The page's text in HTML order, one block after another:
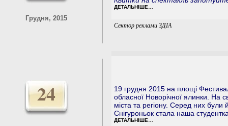
Грудня, 2015
ДЕТАЛЬНІШЕ…
Сектор реклами ЗДІА
24
19 грудня 2015 на площі
обласної Новорічної ялинки. На
міста та регіону. Серед них
Снігуроньок стала наша
ДЕТАЛЬНІШЕ…